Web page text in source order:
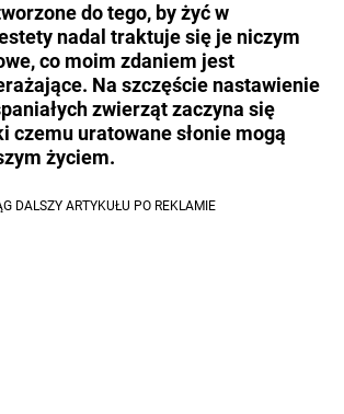
do tego, by żyć w
nadal traktuje się je niczym
co moim zdaniem jest
Na szczęście nastawienie
zwierząt zaczyna się
czemu uratowane słonie mogą
życiem.